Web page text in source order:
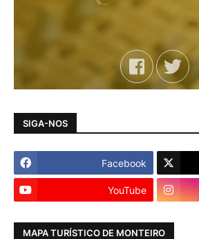
SIGA-NOS
Facebook
YouTube
MAPA TURÍSTICO DE MONTEIRO